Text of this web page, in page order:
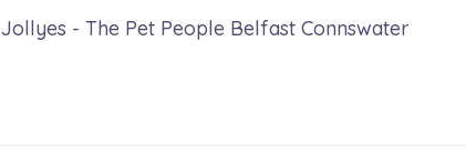
Jollyes - The Pet People Belfast Connswater